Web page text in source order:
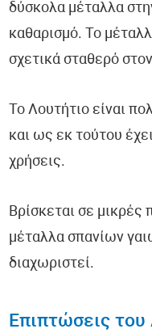
δύσκολα μέταλλα
καθαρισμό. Το
σχετικά σταθερό
Το Λουτήτιο είναι
και ως εκ τούτου
χρήσεις.
Βρίσκεται σε μικρές
μέταλλα σπανίων
διαχωριστεί.
Επιπτώσεις του